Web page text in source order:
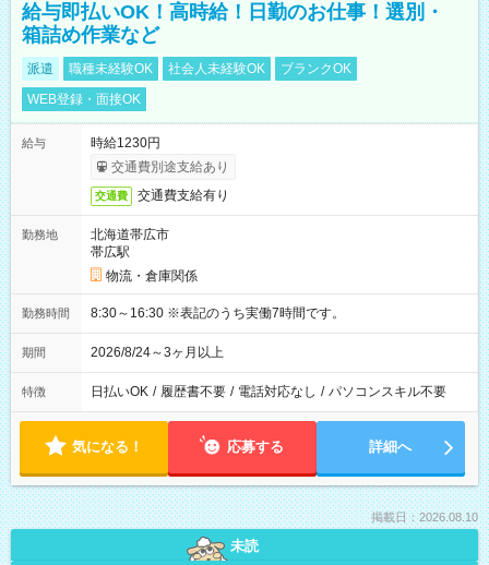
給与即払いOK！高時給！日勤のお仕事！選別・
箱詰め作業など
派遣 職種未経験OK 社会人未経験OK
ブランクOK
WEB登録・面接OK
給与
時給1230円
交通費別途支給あり
交通費 交通費支給有り
勤務地
北海道帯広市
帯広駅
物流・倉庫関係
勤務時間 8:30～16:30 ※表記のうち実働7時間です。
期間 2026/8/24～3ヶ月以上
特徴 日払いOK / 履歴書不要 / 電話対応なし / パソコンスキル不要
気になる！ 応募する 詳細へ
掲載日：2026.08.10
未読